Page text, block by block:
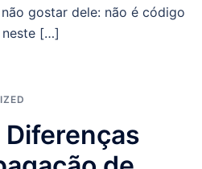
gostar dele: não é código
neste […]